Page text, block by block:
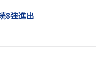
8強進出